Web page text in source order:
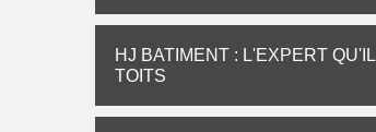
HJ BATIMENT : L'EXPERT
TOITS